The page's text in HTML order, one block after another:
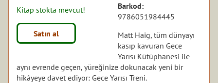
Kitap stokta mevcut!
Satın al
Barkod:
9786051984445
Matt Haig, tüm dünyayı
kasıp kavuran Gece
Yarısı Kütüphanesi ile
aynı evrende geçen, yüreğinize dokunacak yeni bir
hikâyeye davet ediyor: Gece Yarısı Treni.